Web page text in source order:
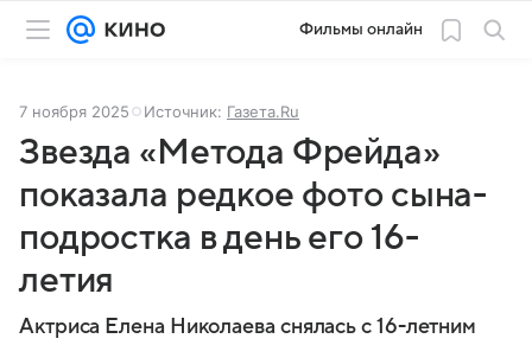
Фильмы онлайн
7 ноября 2025 Источник: Газета.Ru
Звезда «Метода Фрейда»
показала редкое фото сына-
подростка в день его 16-
летия
Актриса Елена Николаева снялась с 16-летним